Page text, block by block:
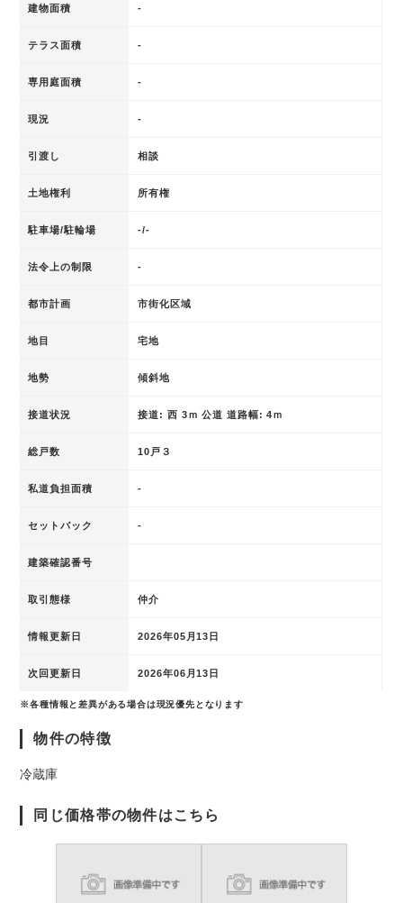
建物面積 -
テラス面積 -
専用庭面積 -
現況 -
引渡し 相談
土地権利 所有権
駐車場/駐輪場 -/-
法令上の制限 -
都市計画 市街化区域
地目 宅地
地勢 傾斜地
接道状況 接道: 西 3ｍ 公道 道路幅: 4ｍ
総戸数 10戸３
私道負担面積 -
セットバック -
建築確認番号
取引態様 仲介
情報更新日 2026年05月13日
次回更新日 2026年06月13日
※各種情報と差異がある場合は現況優先となります
物件の特徴
冷蔵庫
同じ価格帯の物件はこちら